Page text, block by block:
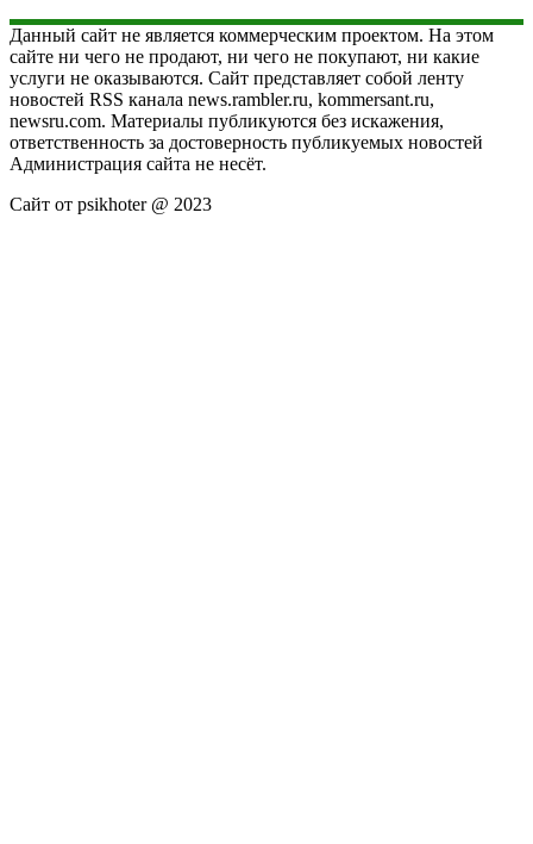
Данный сайт не является коммерческим проектом. На этом
сайте ни чего не продают, ни чего не покупают, ни какие
услуги не оказываются. Сайт представляет собой ленту
новостей RSS канала news.rambler.ru, kommersant.ru,
newsru.com. Материалы публикуются без искажения,
ответственность за достоверность публикуемых новостей
Администрация сайта не несёт.
Сайт от psikhoter @ 2023